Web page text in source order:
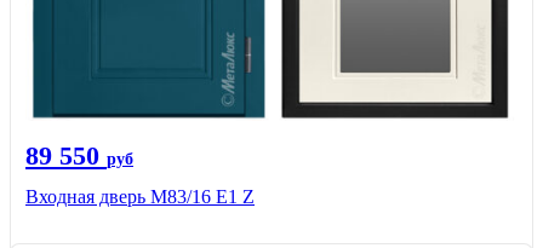
89 550 руб
Входная дверь M83/16 Е1 Z